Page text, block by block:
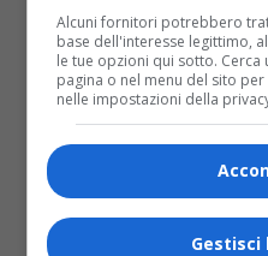
Alcuni fornitori potrebbero
base dell'interesse legittimo,
le tue opzioni qui sotto. Cerca
pagina o nel menu del sito
nelle impostazioni della
Gestisci